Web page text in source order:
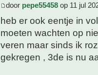
door pepe55458 op 11 jul
heb er ook eentje in
moeten wachten op
veren maar sinds ik
gekregen , 3de is nu